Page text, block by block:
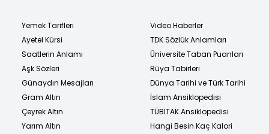
Yemek Tarifleri
Ayetel Kürsi
Saatlerin Anlamı
Aşk Sözleri
Günaydın Mesajları
Gram Altın
Çeyrek Altın
Yarım Altın
Video Haberler
TDK Sözlük Anlamları
Üniversite Taban Puanları
Rüya Tabirleri
Dünya Tarihi ve Türk Tarihi
İslam Ansiklopedisi
TÜBİTAK Ansiklopedisi
Hangi Besin Kaç Kalori